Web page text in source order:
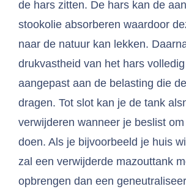
de hars zitten. De hars kan de
stookolie absorberen waardoor
naar de natuur kan lekken.
drukvastheid van het hars
aangepast aan de belasting die
dragen. Tot slot kan je de tank
verwijderen wanneer je beslist
doen. Als je bijvoorbeeld je huis
zal een verwijderde mazouttank
opbrengen dan een